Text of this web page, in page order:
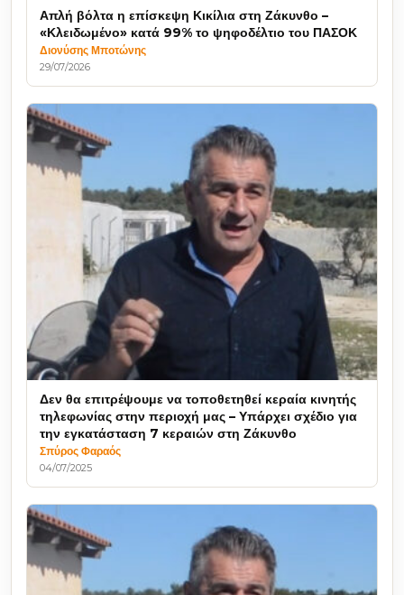
Απλή βόλτα η επίσκεψη Κικίλια στη Ζάκυνθο –
«Κλειδωμένο» κατά 99% το ψηφοδέλτιο του ΠΑΣΟΚ
Διονύσης Μποτώνης
29/07/2026
Δεν θα επιτρέψουμε να τοποθετηθεί κεραία κινητής
τηλεφωνίας στην περιοχή μας – Υπάρχει σχέδιο για
την εγκατάσταση 7 κεραιών στη Ζάκυνθο
Σπύρος Φαραός
04/07/2025